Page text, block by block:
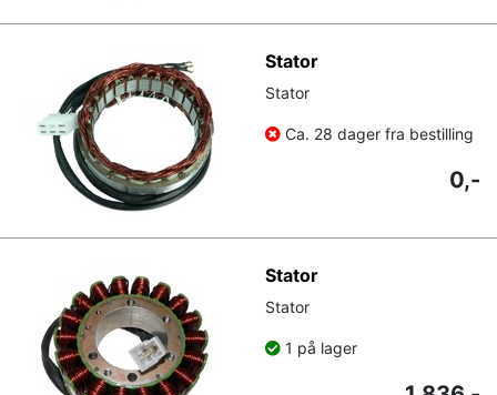
Stator
Stator
Ca. 28 dager fra bestilling
0,-
Stator
Stator
1 på lager